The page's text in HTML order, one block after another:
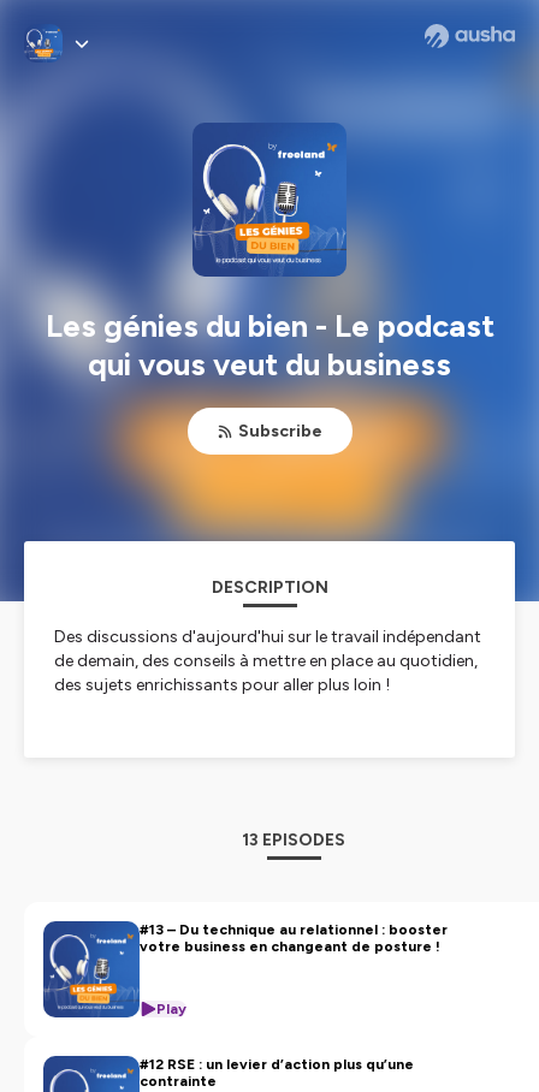
Les génies du bien - Le podcast
qui vous veut du business
Subscribe
DESCRIPTION
Des discussions d'aujourd'hui sur le travail indépendant
de demain, des conseils à mettre en place au quotidien,
des sujets enrichissants pour aller plus loin !
13 EPISODES
#13 – Du technique au relationnel : booster
votre business en changeant de posture !
Play
#12 RSE : un levier d’action plus qu’une
contrainte